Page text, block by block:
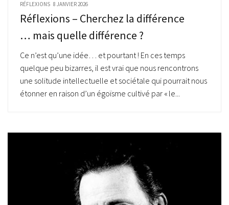
RÉFLEXIONS 8 JANVIER 2026
Réflexions – Cherchez la différence
… mais quelle différence ?
Ce n’est qu’une idée… et pourtant ! En ces temps
quelque peu bizarres, il est vrai que nous rencontrons
une solitude intellectuelle et sociétale qui pourrait nous
étonner en raison d’un égoïsme cultivé par « le...